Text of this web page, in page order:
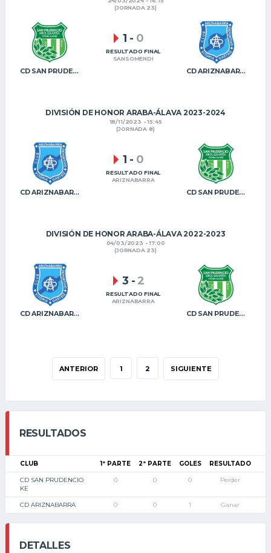
(JORNADA 23)
CD SAN PRUDENCIO KE CD ARIZNABARRA
1 - 0
RESULTADO FINAL
SANSOMENDI
DIVISIÓN DE HONOR ARABA-ÁLAVA 2023-2024
18/11/2023 - 15:45
(JORNADA 8)
CD ARIZNABARRA CD SAN PRUDENCIO KE
1 - 0
RESULTADO FINAL
ARIZNABARRA
DIVISIÓN DE HONOR ARABA-ÁLAVA 2022-2023
04/03/2023 - 17:00
(JORNADA 23)
CD ARIZNABARRA CD SAN PRUDENCIO KE
3 - 2
RESULTADO FINAL
ARIZNABARRA
ANTERIOR 1 2 SIGUIENTE
RESULTADOS
CLUB 1ª PARTE 2ª PARTE GOLES RESULTADO
CD SAN PRUDENCIO
KE
0 0 0 Perder
CD ARIZNABARRA 0 0 1 Ganar
DETALLES